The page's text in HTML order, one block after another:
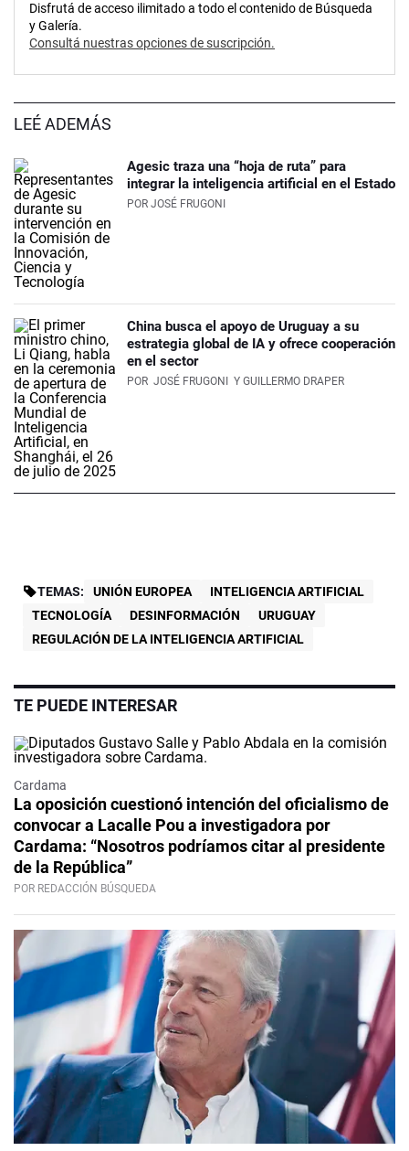
Disfrutá de acceso ilimitado a todo el contenido de Búsqueda
y Galería.
Consultá nuestras opciones de suscripción.
LEÉ ADEMÁS
Agesic traza una “hoja de ruta” para
integrar la inteligencia artificial en el Estado
POR JOSÉ FRUGONI
China busca el apoyo de Uruguay a su
estrategia global de IA y ofrece cooperación
en el sector
POR JOSÉ FRUGONI Y GUILLERMO DRAPER
TEMAS: UNIÓN EUROPEA
INTELIGENCIA ARTIFICIAL
TECNOLOGÍA
DESINFORMACIÓN
URUGUAY
REGULACIÓN DE LA INTELIGENCIA ARTIFICIAL
TE PUEDE INTERESAR
Cardama
La oposición cuestionó intención del oficialismo de
convocar a Lacalle Pou a investigadora por
Cardama: “Nosotros podríamos citar al presidente
de la República”
POR REDACCIÓN BÚSQUEDA